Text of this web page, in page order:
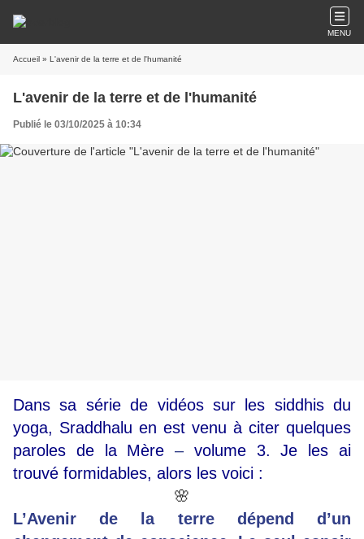
MENU
Accueil » L'avenir de la terre et de l'humanité
L'avenir de la terre et de l'humanité
Publié le 03/10/2025 à 10:34
Dans sa série de vidéos sur les siddhis du
yoga, Sraddhalu en est venu à citer quelques
paroles de la Mère– volume 3. Je les ai
trouvé formidables, alors les voici :
🌸
L’Avenir de la terre dépend d’un